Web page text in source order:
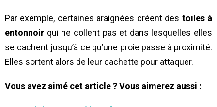
Par exemple, certaines araignées créent des toiles à
entonnoir qui ne collent pas et dans lesquelles elles
se cachent jusqu’à ce qu’une proie passe à proximité.
Elles sortent alors de leur cachette pour attaquer.
Vous avez aimé cet article ? Vous aimerez aussi :